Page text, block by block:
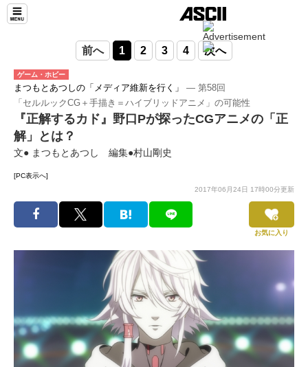
前へ 1 2 3 4 次へ
ゲーム・ホビー
まつもとあつしの「メディア維新を行く」 ― 第58回
「セルルックCG＋手描き＝ハイブリッドアニメ」の可能性
『正解するカド』野口Pが探ったCGアニメの「正
解」とは？
文● まつもとあつし 編集●村山剛史
[PC表示へ]
2017年06月24日 17時00分更新
お気に入り